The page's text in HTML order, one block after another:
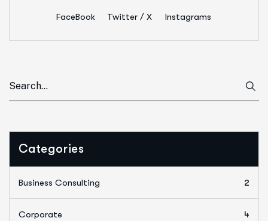
FaceBook Twitter / X Instagrams
Categories
Business Consulting 2
Corporate 4